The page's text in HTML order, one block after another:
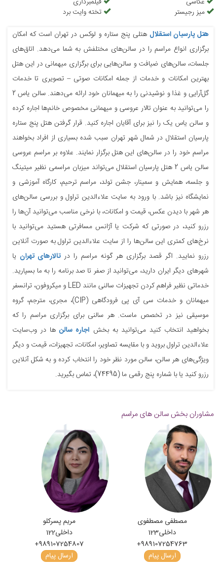
میز رجیستر
تخته وایت برد
هتل پارسیان استقلال هتلی پنج ستاره و لوکس در تهران است که امکان
برگزاری انواع مراسم را در سالن‌های مختلفش به شما می‌دهد. اتاق‌های
جلسات، سالن‌های ضیافت و سالن‌هایی برای برگزاری میهمانی در این هتل
بهترین امکانات و خدمات از جمله امکانات صوتی – تصویری تا خدمات
گل‌آرایی و غذا و نوشیدنی را به میهمانان خود ارائه می‌دهند. سالن یاس 2
را می‌توانید به عنوان تالار عروسی و میهمانی مخصوص خانم‌ها اجاره کرده
و سالن یاس یک را نیز برای آقایان اجاره کنید. قرار گرفتن هتل پنج ستاره
پارسیان استقلال در شمال شهر تهران سبب شده بسیاری از افراد بخواهند
مراسم خود را در سالن‌های این هتل برگزار نمایند. علاوه بر مراسم عروسی
سالن یاس 2 هتل پارسیان استقلال می‌تواند میزبان مراسمی نظیر میتینگ
و جلسه، همایش و سمینار، جشن تولد، مراسم ترحیم، کارگاه آموزشی و
نمایشگاه نیز باشد. با ورود به سایت علاءالدین تراول و بررسی سالن‌‎های
هر شهر با دیدن عکس، قیمت و امکانات، با نرخی مناسب می‌توانید آن‌ها را
رزرو کنید، در صورتی که شرکت یا آژانس مسافرتی هستید می‌توانید با
نرخ‌های کمتری این سالن‌ها را از سایت علاءالدین تراول به صورت آنلاین
رزرو نمایید. اگر قصد برگزاری هر گونه مراسم را در تالارهای تهران یا
شهرهای دیگر ایران دارید، می‌توانید از صفر تا صد برنامه را به ما بسپارید.
خدماتی نظیر فراهم کردن تجهیزات سالنی مانند LED و میکروفون، ترانسفر
میهمانان و خدمات سی آی پی فرودگاهی (CIP)، مجری، مترجم، گروه
موسیقی نیز در تخصص ماست. هر سالنی برای برگزاری مراسم را که
بخواهید انتخاب کنید می‌توانید به بخش اجاره سالنها در وب‌سایت
علاءالدین تراول بروید و با مقایسه تصاویر، امکانات، تجهیزات، قیمت و دیگر
ویژگی‌های هر سالن، سالن مورد نظر خود را انتخاب کرده و به شکل آنلاین
رزرو کنید یا با شماره پنج رقمی ما (74495)، تماس بگیرید.
مشاوران بخش سالن های مراسم
مصطفی مصطفوی
داخلی123
+989107254763
ارسال پیام
مریم پسرکلو
داخلی122
+989107254807
ارسال پیام